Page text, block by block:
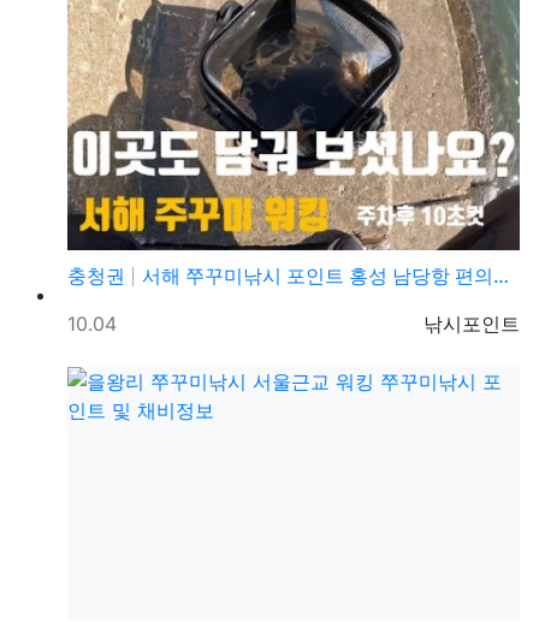
충청권
서해 쭈꾸미낚시 포인트 홍성 남당항 편의시설 발판 편한…
등록자
낚시포인트
등록일
10.04